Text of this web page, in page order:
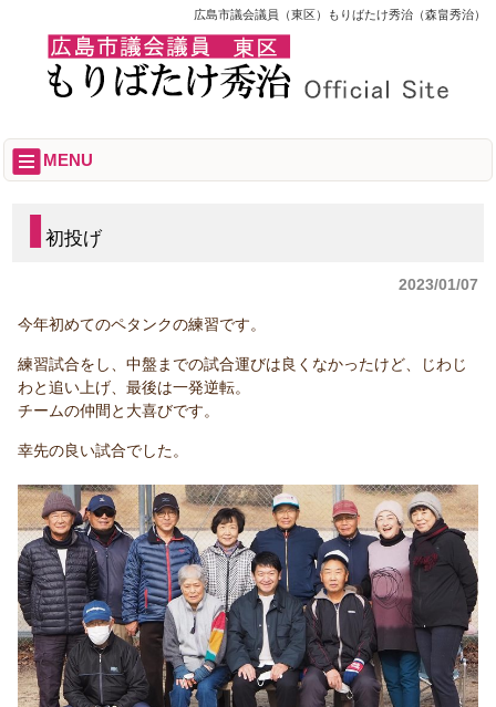
広島市議会議員（東区）もりばたけ秀治（森畠秀治）
MENU
初投げ
2023/01/07
今年初めてのペタンクの練習です。
練習試合をし、中盤までの試合運びは良くなかったけど、じわじ
わと追い上げ、最後は一発逆転。
チームの仲間と大喜びです。
幸先の良い試合でした。